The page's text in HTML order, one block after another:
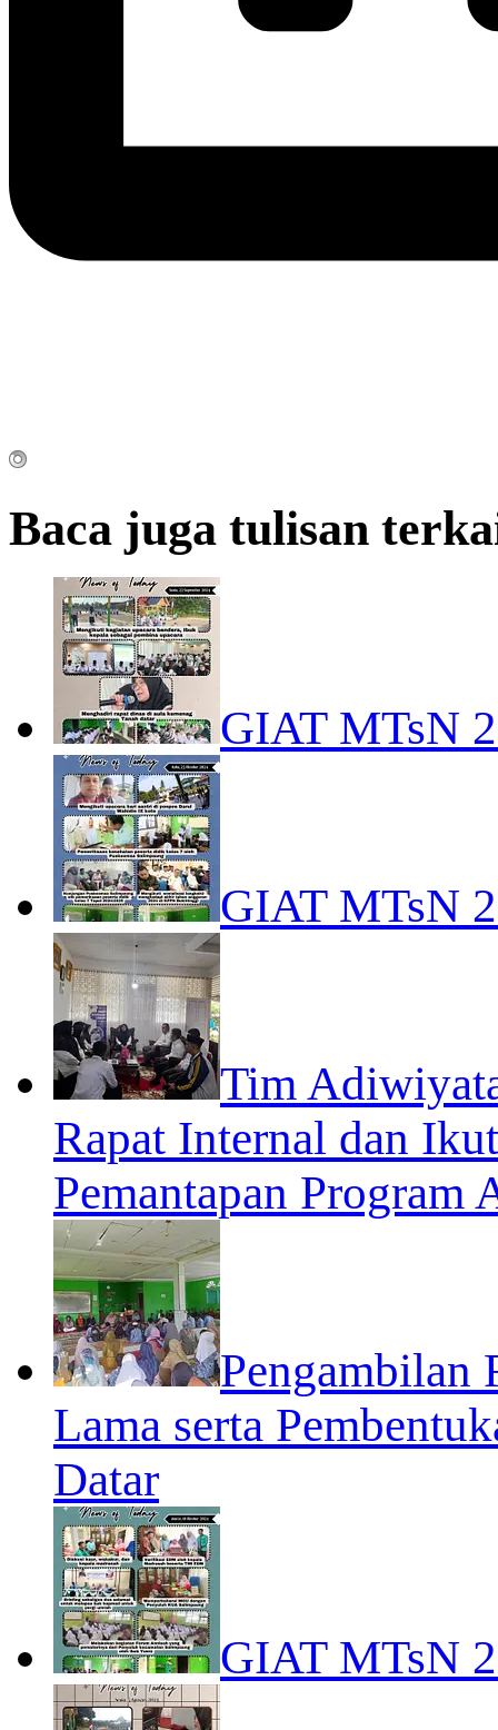
Baca juga tulisan
GIAT MTsN
GIAT MTsN
Tim
Rapat Internal dan
Pemantapan Program
Pengambilan
Lama serta
Datar
GIAT MTsN